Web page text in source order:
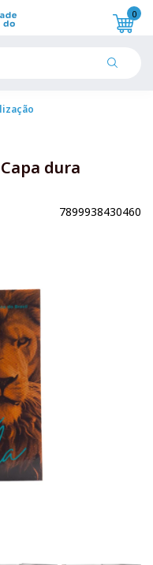
0
dura
7899938430460